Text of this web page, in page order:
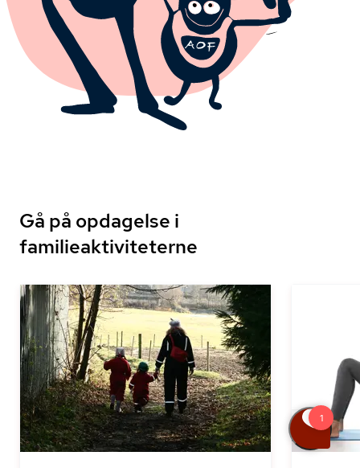
Gå på opdagelse i
familieaktiviteterne